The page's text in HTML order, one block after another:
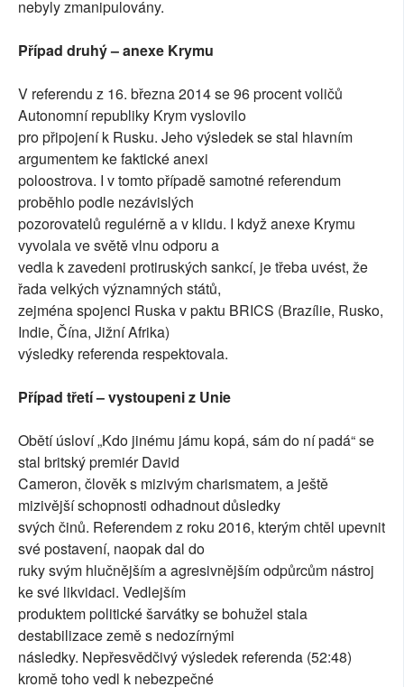
nebyly zmanipulovány.
Případ druhý – anexe Krymu
V referendu z 16. března 2014 se 96 procent voličů
Autonomní republiky Krym vyslovilo
pro připojení k Rusku. Jeho výsledek se stal hlavním
argumentem ke faktické anexi
poloostrova. I v tomto případě samotné referendum
proběhlo podle nezávislých
pozorovatelů regulérně a v klidu. I když anexe Krymu
vyvolala ve světě vlnu odporu a
vedla k zavedeni protiruských sankcí, je třeba uvést, že
řada velkých významných států,
zejména spojenci Ruska v paktu BRICS (Brazílie, Rusko,
Indie, Čína, Jižní Afrika)
výsledky referenda respektovala.
Případ třetí – vystoupeni z Unie
Obětí úsloví „Kdo jinému jámu kopá, sám do ní padá“ se
stal britský premiér David
Cameron, člověk s mizivým charismatem, a ještě
mizivější schopnosti odhadnout důsledky
svých činů. Referendem z roku 2016, kterým chtěl upevnit
své postavení, naopak dal do
ruky svým hlučnějším a agresivnějším odpůrcům nástroj
ke své likvidaci. Vedlejším
produktem politické šarvátky se bohužel stala
destabilizace země s nedozírnými
následky. Nepřesvědčivý výsledek referenda (52:48)
kromě toho vedl k nebezpečné